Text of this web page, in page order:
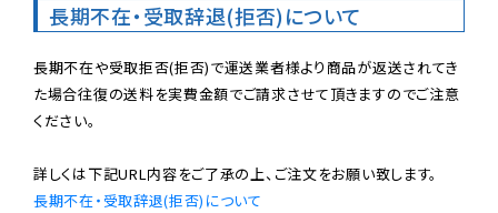
長期不在・受取辞退(拒否)について
長期不在や受取拒否(拒否)で運送業者様より商品が返送されてき
た場合往復の送料を実費金額でご請求させて頂きますのでご注意
ください。
長期不在・受取辞退(拒否)について